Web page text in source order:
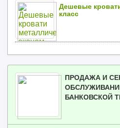
Дешевые
класс
ПРОДАЖА И
БАНКОВСКОЙ